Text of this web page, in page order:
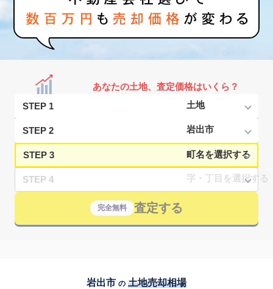
あなたの土地、査定価格はいくら？
STEP 1
STEP 2
STEP 3
STEP 4
完全無料 査定する
岩出市 の 土地売却相場
お問い合わせ